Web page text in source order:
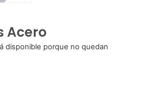
Acero
disponible porque no quedan